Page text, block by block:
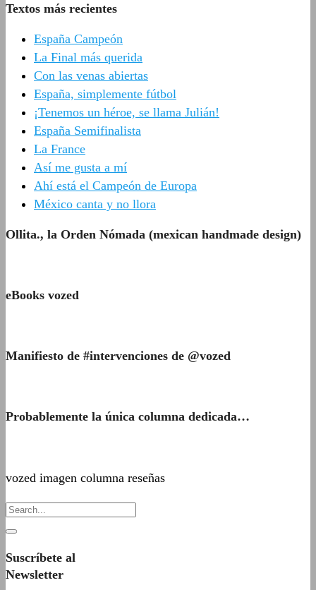
Textos más recientes
España Campeón
La Final más querida
Con las venas abiertas
España, simplemente fútbol
¡Tenemos un héroe, se llama Julián!
España Semifinalista
La France
Así me gusta a mí
Ahí está el Campeón de Europa
México canta y no llora
Ollita., la Orden Nómada (mexican handmade design)
eBooks vozed
Manifiesto de #intervenciones de @vozed
Probablemente la única columna dedicada…
vozed imagen columna reseñas
Suscríbete al
Newsletter